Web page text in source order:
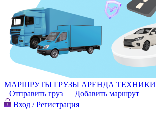
МАРШРУТЫ ГРУЗЫ АРЕНДА ТЕХНИКИ
Отправить груз
Добавить маршрут
Вход / Регистрация